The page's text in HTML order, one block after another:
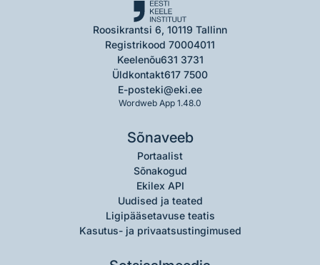
Roosikrantsi 6, 10119 Tallinn
Registrikood 70004011
Keelenõu631 3731
Üldkontakt617 7500
E-posteki@eki.ee
Wordweb App 1.48.0
Sõnaveeb
Portaalist
Sõnakogud
Ekilex API
Uudised ja teated
Ligipääsetavuse teatis
Kasutus- ja privaatsustingimused